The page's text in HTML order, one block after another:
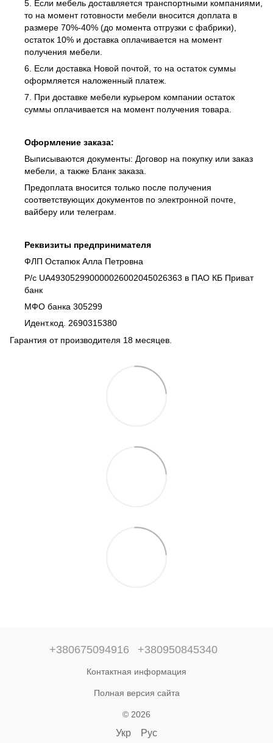
5. Если мебель доставляется транспортными компаниями,
то на момент готовности мебели вносится доплата в
размере 70%-40% (до момента отгрузки с фабрики),
остаток 10% и доставка оплачивается на момент
получения мебели.
6. Если доставка Новой почтой, то на остаток суммы
оформляется наложенный платеж.
7. При доставке мебели курьером компании остаток
суммы оплачивается на момент получения товара.
Оформление заказа:
Выписываются документы: Договор на покупку или заказ
мебели, а также Бланк заказа.
Предоплата вносится только после получения
соответствующих документов по электронной почте,
вайберу или телеграм.
Реквизиты предпринимателя
ФЛП Остапюк Алла Петровна
Р/с UA493052990000026002045026363 в ПАО КБ Приват
банк
МФО банка 305299
Идент.код. 2690315380
Гарантия от производителя 18 месяцев.
+380675094916 +380950845340
Контактная информация
Полная версия сайта
© 2026
Укр Рус